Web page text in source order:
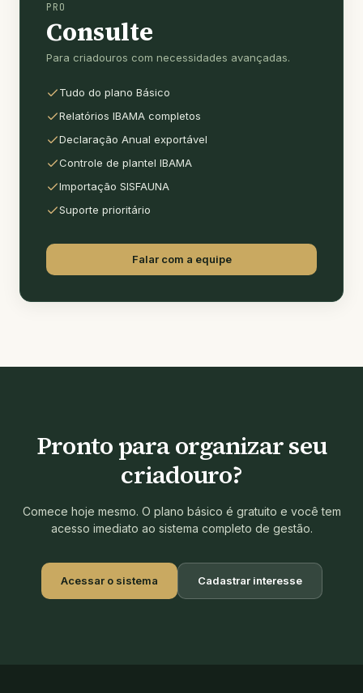
PRO
Consulte
Para criadouros com necessidades avançadas.
Tudo do plano Básico
Relatórios IBAMA completos
Declaração Anual exportável
Controle de plantel IBAMA
Importação SISFAUNA
Suporte prioritário
Falar com a equipe
Pronto para organizar seu
criadouro?
Comece hoje mesmo. O plano básico é gratuito e você tem
acesso imediato ao sistema completo de gestão.
Acessar o sistema Cadastrar interesse